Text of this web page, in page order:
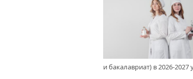
и бакалавриат) в 2026-